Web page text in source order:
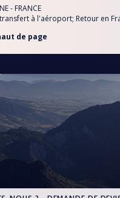
- FRANCE
à l'aéroport; Retour en
de page